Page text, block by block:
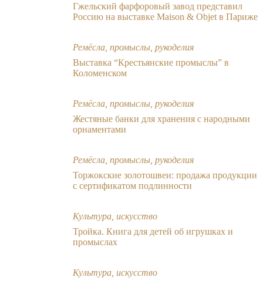
Гжельский фарфоровый завод представил
Россию на выставке Maison & Objet в Париже
Ремёсла, промыслы, рукоделия
Выставка “Крестьянские промыслы” в
Коломенском
Ремёсла, промыслы, рукоделия
Жестяные банки для хранения с народными
орнаментами
Ремёсла, промыслы, рукоделия
Торжокские золотошвеи: продажа продукции
с сертификатом подлинности
Культура, искусство
Тройка. Книга для детей об игрушках и
промыслах
Культура, искусство